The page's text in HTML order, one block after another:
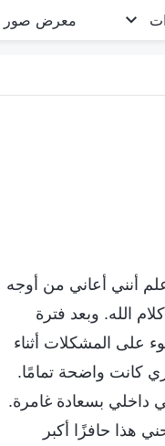
معرض صور
الجدد في شهر يونيو من عام 2021. كنت أعلم أنني أعاني من أوجه
الله. وبعد فترة
على المشكلات أثناء
كانت واضحة تمامًا.
داخلي بسعادة غامرة.
هذا حافزًا أكبر